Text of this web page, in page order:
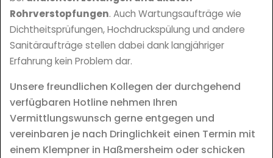
Rohrverstopfungen. Auch Wartungsaufträge wie
Dichtheitsprüfungen, Hochdruckspülung und andere
Sanitäraufträge stellen dabei dank langjähriger
Erfahrung kein Problem dar.
Unsere freundlichen Kollegen der durchgehend
verfügbaren Hotline nehmen Ihren
Vermittlungswunsch gerne entgegen und
vereinbaren je nach Dringlichkeit einen Termin mit
einem Klempner in Haßmersheim oder schicken